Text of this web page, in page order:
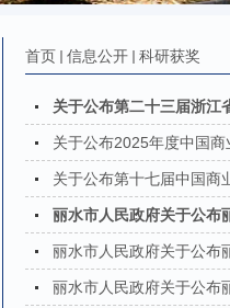
首页 信息公开 科研获奖
关于公布第二十三届浙江
关于公布2025年度中国
关于公布第十七届中国商
丽水市人民政府关于公布
丽水市人民政府关于公布
丽水市人民政府关于公布